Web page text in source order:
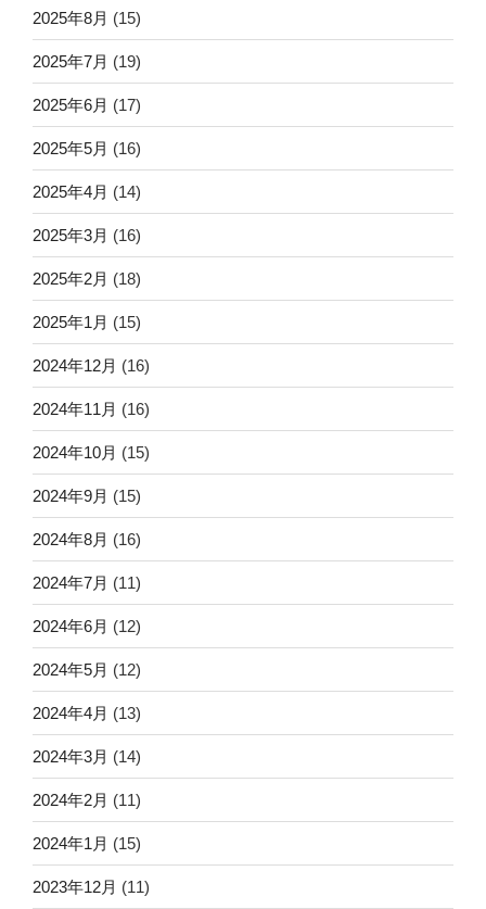
2025年8月 (15)
2025年7月 (19)
2025年6月 (17)
2025年5月 (16)
2025年4月 (14)
2025年3月 (16)
2025年2月 (18)
2025年1月 (15)
2024年12月 (16)
2024年11月 (16)
2024年10月 (15)
2024年9月 (15)
2024年8月 (16)
2024年7月 (11)
2024年6月 (12)
2024年5月 (12)
2024年4月 (13)
2024年3月 (14)
2024年2月 (11)
2024年1月 (15)
2023年12月 (11)